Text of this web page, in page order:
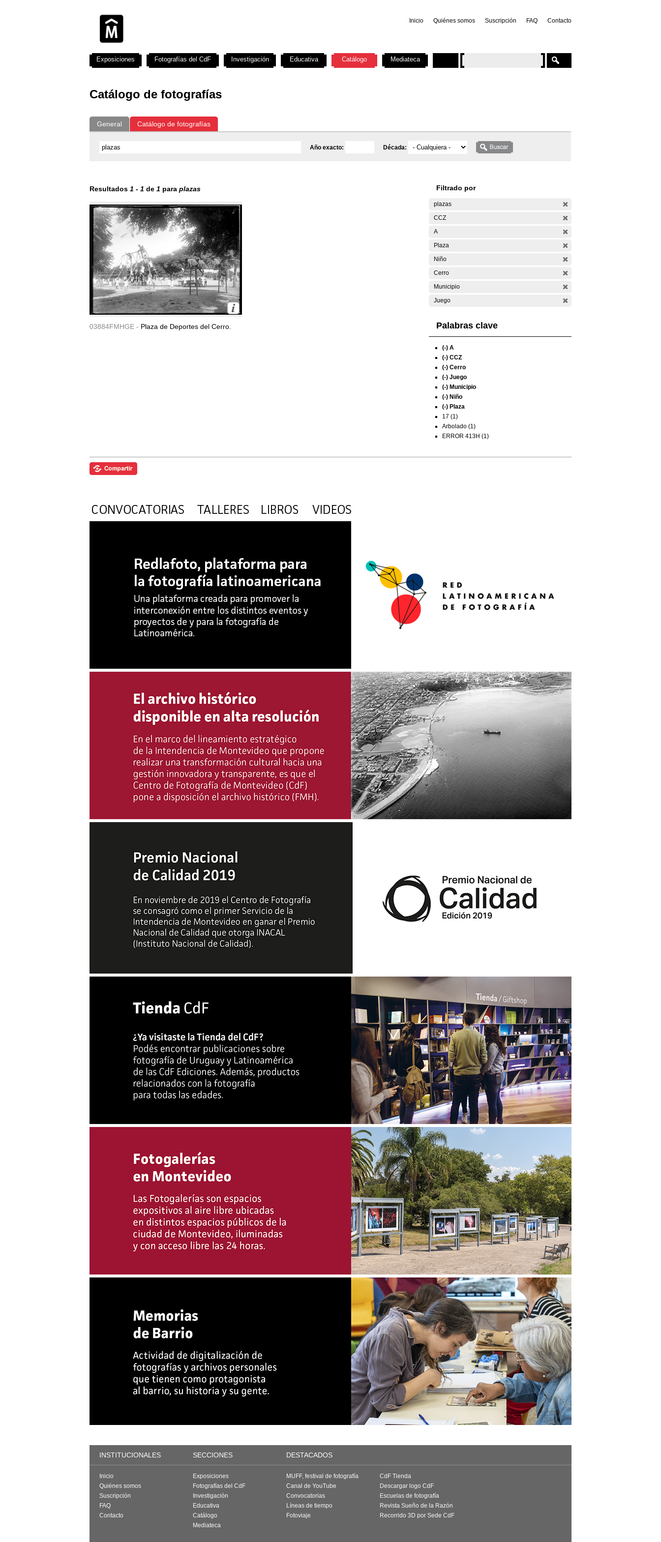
Inicio Quiénes somos Suscripción FAQ Contacto
Catálogo de fotografías
General Catálogo de fotografías
Año exacto: Década:
Resultados 1 - 1 de 1 para plazas
03884FMHGE - Plaza de Deportes del Cerro.
Filtrado por
plazas
CCZ
A
Plaza
Niño
Cerro
Municipio
Juego
Palabras clave
(-) A
(-) CCZ
(-) Cerro
(-) Juego
(-) Municipio
(-) Niño
(-) Plaza
17 (1)
Arbolado (1)
ERROR 413H (1)
Exposiciones Fotografías del CdF Investigación Educativa Catálogo Mediateca
INSTITUCIONALES SECCIONES DESTACADOS
Inicio
Quiénes somos
Suscripción
FAQ
Contacto
Exposiciones
Fotografías del CdF
Investigación
Educativa
Catálogo
Mediateca
MUFF, festival de fotografía
Canal de YouTube
Convocatorias
Líneas de tiempo
Fotoviaje
CdF Tienda
Descargar logo CdF
Escuelas de fotografía
Revista Sueño de la Razón
Recorrido 3D por Sede CdF